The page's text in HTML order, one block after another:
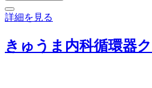
詳細を見る
きゅうま内科循環器